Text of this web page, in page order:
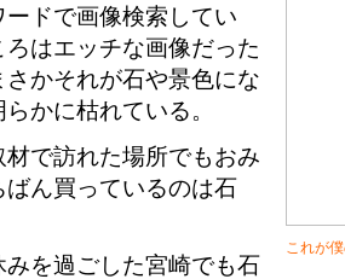
これが
ードで画像検索してい
ろはエッチな画像だった
さかそれが石や景色にな
かに枯れている。
材で訪れた場所でもおみ
ばん買っているのは石
みを過ごした宮崎でも石